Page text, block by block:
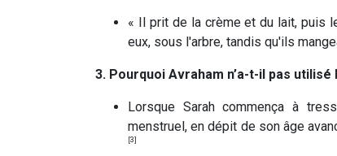
« Il prit de la crème et du lait, puis
eux, sous l'arbre, tandis qu'ils
3. Pourquoi Avraham n’a-t-il pas
Lorsque Sarah commença à
menstruel, en dépit de son âge
[3]